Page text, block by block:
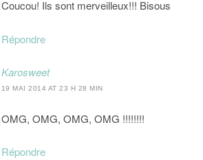
Coucou! Ils sont merveilleux!!! Bisous
Répondre
Karosweet
19 MAI 2014 AT 23 H 28 MIN
OMG, OMG, OMG, OMG !!!!!!!!
Répondre